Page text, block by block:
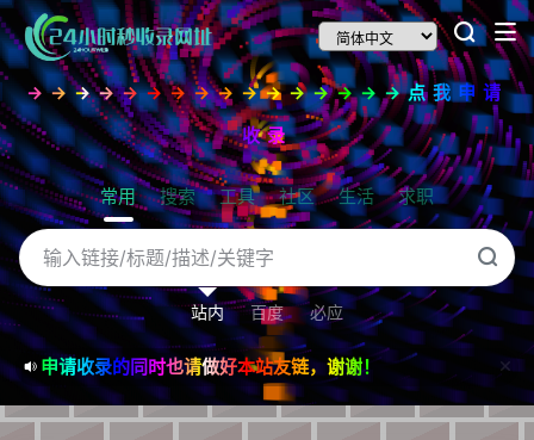
→→→→→→→→→→→→→→→→点我申请
收录
常用 搜索 工具 社区 生活 求职
站内 百度 必应
申请收录的同时也请做好本站友链，谢谢！